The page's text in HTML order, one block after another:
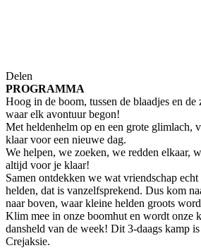
Delen
PROGRAMMA
Hoog in de boom, tussen de blaadjes en de
waar elk avontuur begon!
Met heldenhelm op en een grote glimlach,
klaar voor een nieuwe dag.
We helpen, we zoeken, we redden elkaar,
altijd voor je klaar!
Samen ontdekken we wat vriendschap
helden, dat is vanzelfsprekend. Dus kom
naar boven, waar kleine helden groots
Klim mee in onze boomhut en wordt onze
dansheld van de week! Dit 3-daags kamp
Crejaksie.